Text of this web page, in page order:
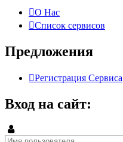
О Нас
Список сервисов
Предложения
Регистрация Сервиса
Вход на сайт: